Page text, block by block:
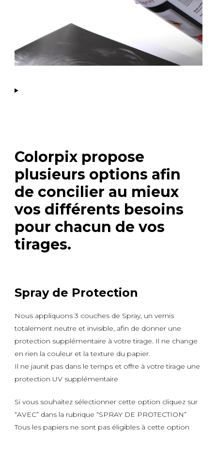
Colorpix propose
plusieurs options afin
de concilier au mieux
vos différents besoins
pour chacun de vos
tirages.
Spray de Protection
Nous appliquons 3 couches de Spray, un vernis
totalement neutre et invisible, afin de donner une
protection supplémentaire à votre tirage. Il ne change
en rien la couleur et la texture du papier.
Il ne jaunit pas dans le temps et offre à votre tirage une
protection UV supplémentaire
Si vous souhaitez sélectionner cette option cliquez sur
“AVEC” dans la rubrique “SPRAY DE PROTECTION”
Tous les papiers ne sont pas éligibles à cette option